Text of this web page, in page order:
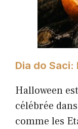
Dia do Saci:
Halloween
célébrée
comme les